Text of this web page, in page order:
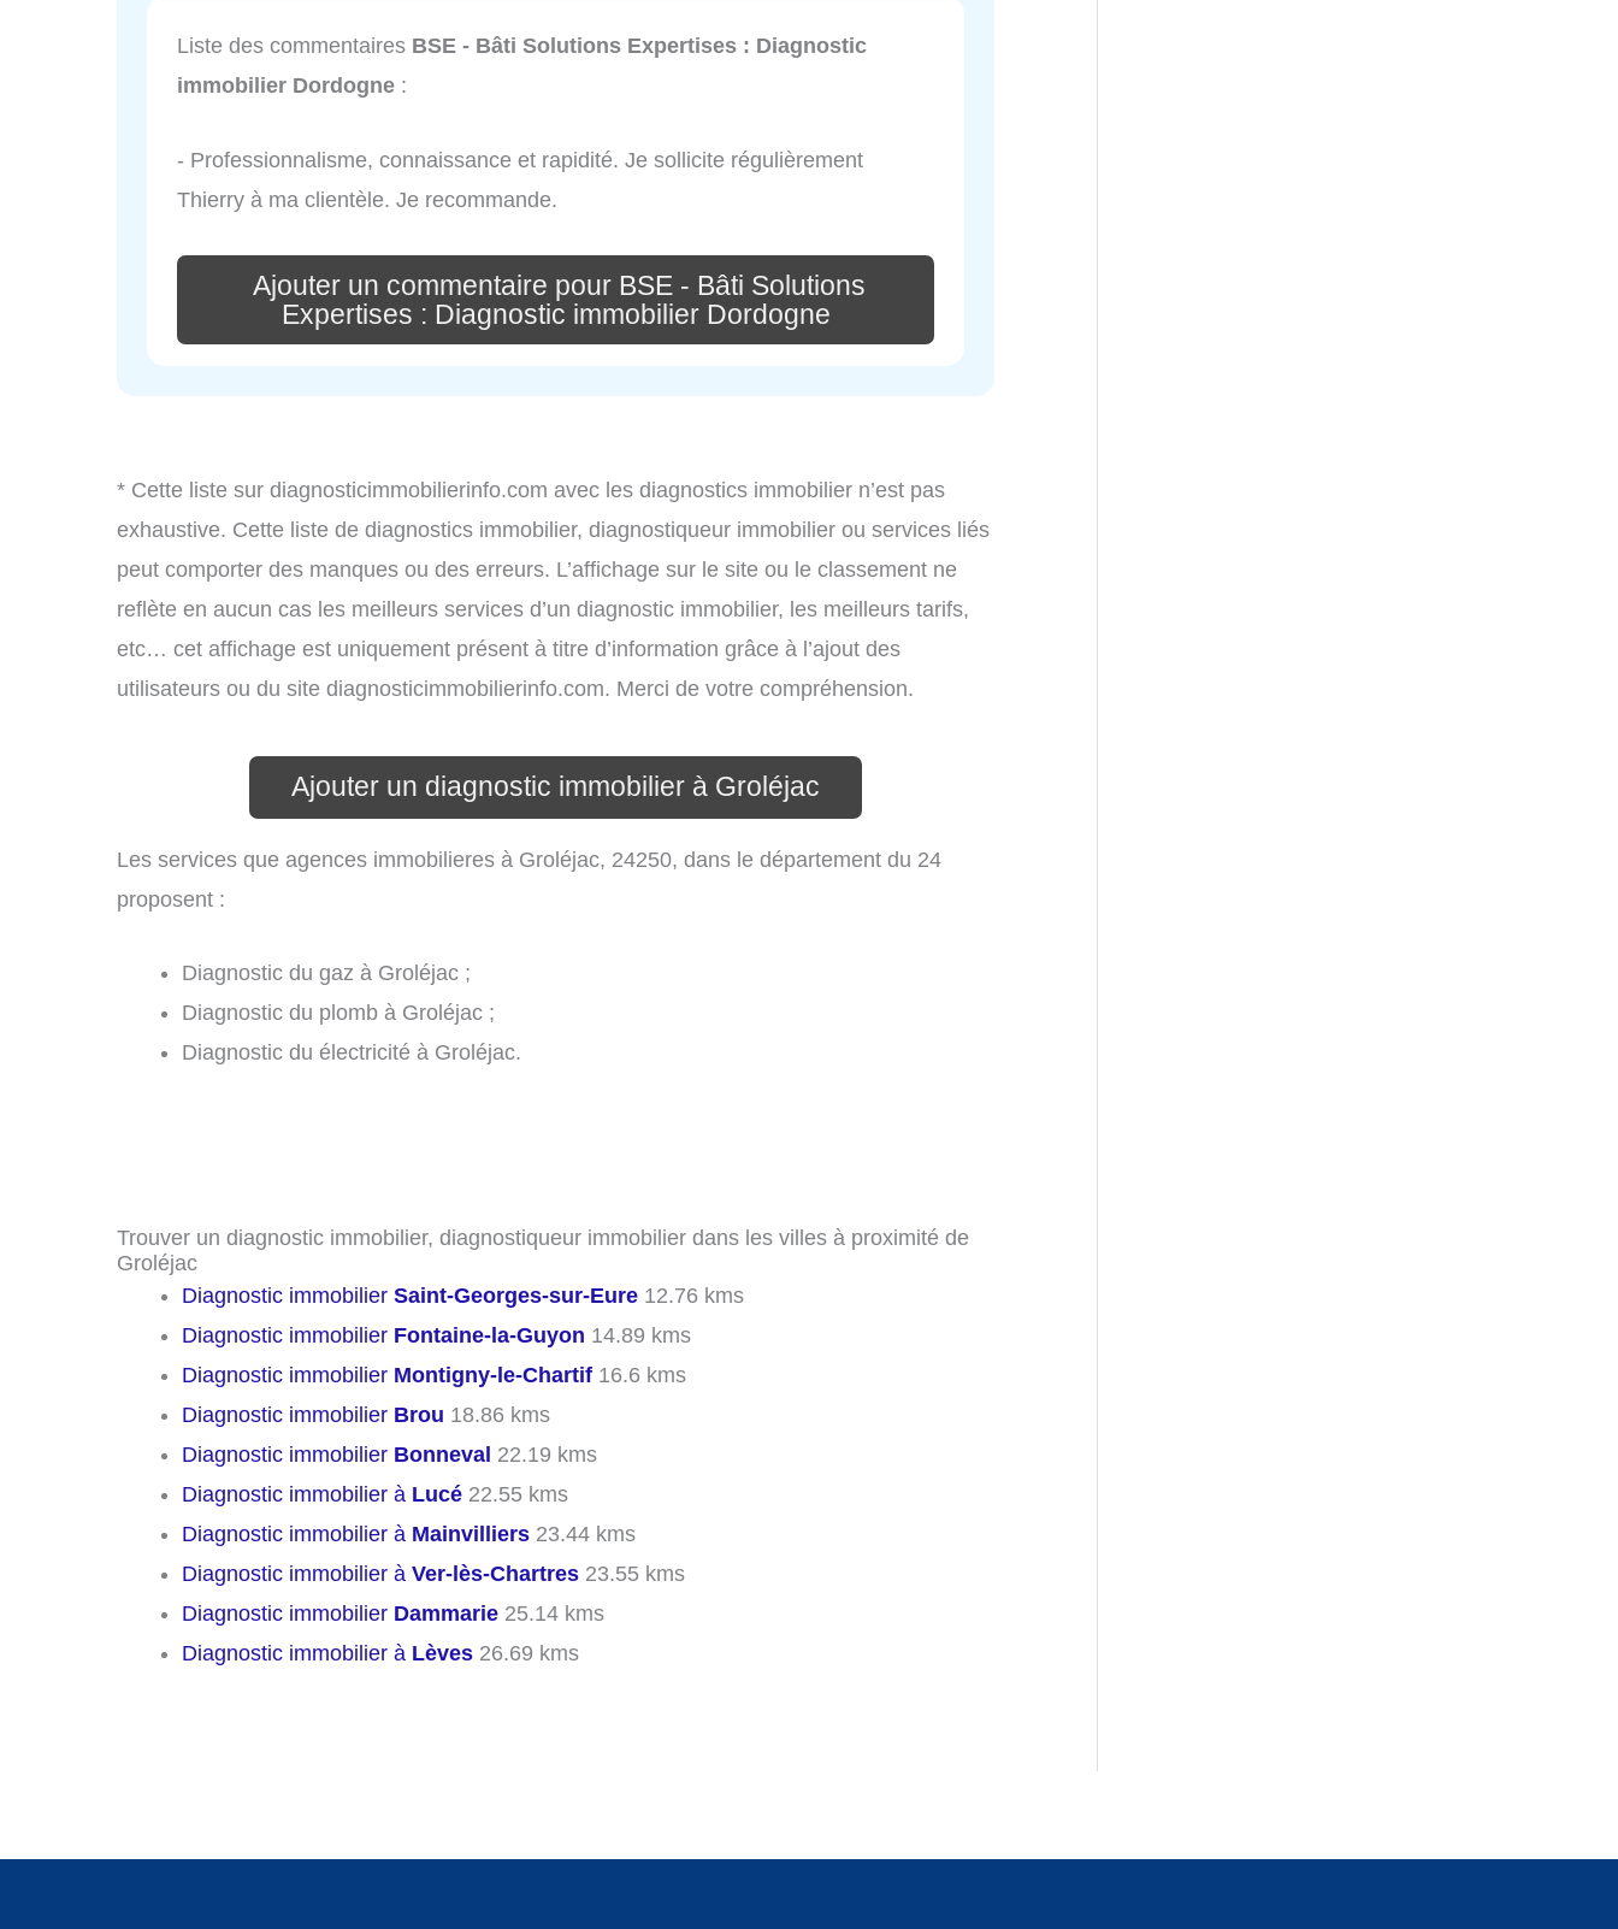
Liste des commentaires BSE - Bâti Solutions Expertises : Diagnostic
immobilier Dordogne :
- Professionnalisme, connaissance et rapidité. Je sollicite régulièrement
Thierry à ma clientèle. Je recommande.
Ajouter un commentaire pour BSE - Bâti Solutions
Expertises : Diagnostic immobilier Dordogne
* Cette liste sur diagnosticimmobilierinfo.com avec les diagnostics immobilier n’est pas
exhaustive. Cette liste de diagnostics immobilier, diagnostiqueur immobilier ou services liés
peut comporter des manques ou des erreurs. L’affichage sur le site ou le classement ne
reflète en aucun cas les meilleurs services d’un diagnostic immobilier, les meilleurs tarifs,
etc… cet affichage est uniquement présent à titre d’information grâce à l’ajout des
utilisateurs ou du site diagnosticimmobilierinfo.com. Merci de votre compréhension.
Ajouter un diagnostic immobilier à Groléjac
Les services que agences immobilieres à Groléjac, 24250, dans le département du 24
proposent :
Diagnostic du gaz à Groléjac ;
Diagnostic du plomb à Groléjac ;
Diagnostic du électricité à Groléjac.
Trouver un diagnostic immobilier, diagnostiqueur immobilier dans les villes à proximité de
Groléjac
Diagnostic immobilier Saint-Georges-sur-Eure 12.76 kms
Diagnostic immobilier Fontaine-la-Guyon 14.89 kms
Diagnostic immobilier Montigny-le-Chartif 16.6 kms
Diagnostic immobilier Brou 18.86 kms
Diagnostic immobilier Bonneval 22.19 kms
Diagnostic immobilier à Lucé 22.55 kms
Diagnostic immobilier à Mainvilliers 23.44 kms
Diagnostic immobilier à Ver-lès-Chartres 23.55 kms
Diagnostic immobilier Dammarie 25.14 kms
Diagnostic immobilier à Lèves 26.69 kms